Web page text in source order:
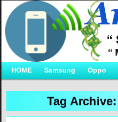
HOME Samsung Oppo
Tag Archive: